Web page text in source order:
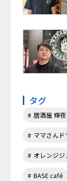
タグ
居酒屋 輝夜
ママさんド
オレンジジ
BASE café